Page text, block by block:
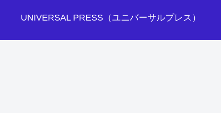
UNIVERSAL PRESS（ユニバーサルプレス）